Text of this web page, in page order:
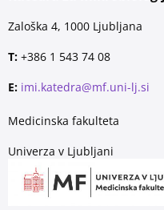
Zaloška 4, 1000 Ljubljana
T: +386 1 543 74 08
E: imi.katedra@mf.uni-lj.si
Medicinska fakulteta
Univerza v Ljubljani